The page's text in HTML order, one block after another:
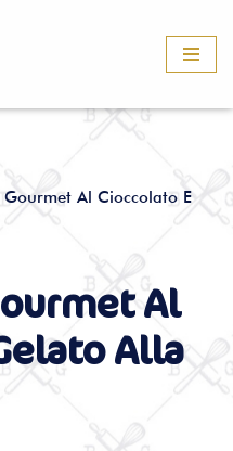
Gourmet Al Cioccolato E
Al
Alla